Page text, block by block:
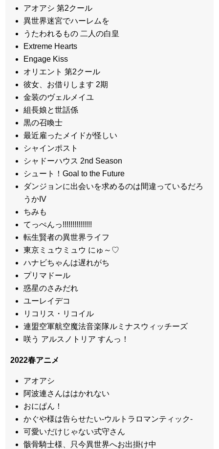
アオアシ 第2クール
異世界迷宮でハーレムを
うたわれるもの 二人の白皇
Extreme Hearts
Engage Kiss
オリエント 第2クール
彼女、お借りします 2期
金装のヴェルメイユ
組長娘と世話係
黒の召喚士
最近雇ったメイドが怪しい
シャインポスト
シャドーハウス 2nd Season
シュート！Goal to the Future
ダンジョンに出会いを求めるのは間違っているだろ
うかIV
ちみも
てっぺんっ!!!!!!!!!!!!!!!
転生賢者の異世界ライフ
東京ミュウミュウ にゅ～♡
ハナビちゃんは遅れがち
プリマドール
惑星のさみだれ
ユーレイデコ
リコリス・リコイル
連盟空軍航空魔法音楽隊ルミナスウィッチーズ
咲う アルスノトリア すんっ！
2022春アニメ
アオアシ
阿波連さんははかれない
おにぱん！
かぐや様は告らせたい-ウルトラロマンティック-
可愛いだけじゃない式守さん
骸骨騎士様、只今異世界へお出掛け中